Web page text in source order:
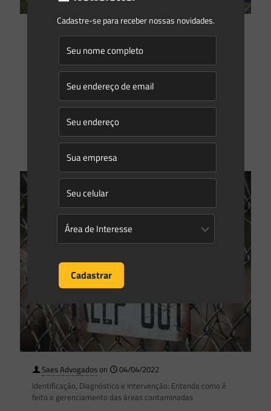
A exigência de Avaliação Ambiental Integrada (AAI) para
empreendimentos hidrelétricos
Quando se fala em licenciamento ambiental de
empreendimentos hidrelétricos, muito se discute acerca da
exigência por parte de órgãos ambientais da realização da
0 Read more
Saes Advogadoson
04/04/2022
Identificação, Diagnóstico e Intervenção: Entenda como é
feito o gerenciamento das áreas contaminadas
Cadastre-se para receber nossas novidades.